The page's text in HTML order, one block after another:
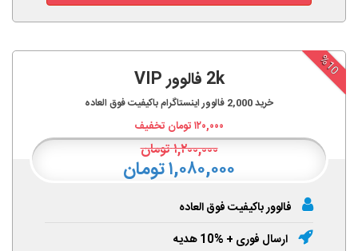
%10
2k فالوور VIP
خرید2,000 فالوور اینستاگرام باکیفیت فوق العاده
۱۲۰,۰۰۰تومان تخفیف
۱,۲۰۰,۰۰۰تومان
۱,۰۸۰,۰۰۰ تومان
فالوور باکیفیت فوق العاده
ارسال فوری + %10 هدیه